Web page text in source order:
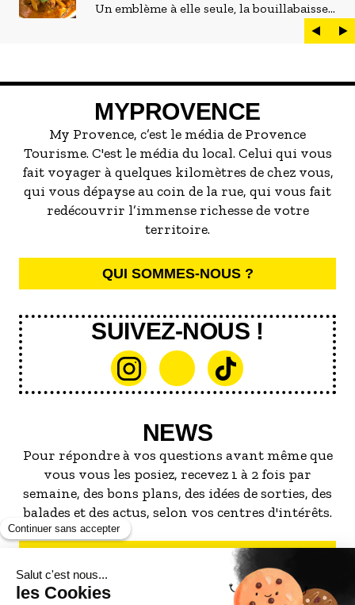
Un emblème à elle seule, la bouillabaisse
est LE plat marseillais par excellence. On
peut d'ailleurs vite être submergé·e par la
servir la meilleure...
MYPROVENCE
My Provence, c’est le média de Provence
Tourisme. C'est le média du local. Celui qui vous
fait voyager à quelques kilomètres de chez vous,
qui vous dépayse au coin de la rue, qui vous fait
redécouvrir l’immense richesse de votre
territoire.
QUI SOMMES-NOUS ?
SUIVEZ-NOUS !
NEWS
Pour répondre à vos questions avant même que
vous vous les posiez, recevez 1 à 2 fois par
semaine, des bons plans, des idées de sorties, des
balades et des actus, selon vos centres d'intérêts.
S'INSCRIRE À LA NEWSLETTER